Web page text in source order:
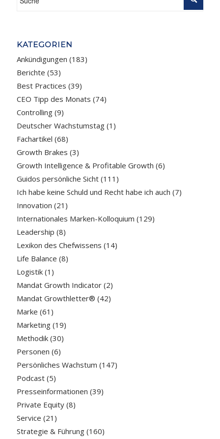
KATEGORIEN
Ankündigungen (183)
Berichte (53)
Best Practices (39)
CEO Tipp des Monats (74)
Controlling(9)
Deutscher Wachstumstag(1)
Fachartikel (68)
Growth Brakes (3)
Growth Intelligence & Profitable Growth (6)
Guidos persönliche Sicht(111)
Ich habe keine Schuld und Recht habe ich auch (7)
Innovation (21)
Internationales Marken-Kolloquium (129)
Leadership (8)
Lexikon des Chefwissens (14)
Life Balance (8)
Logistik(1)
Mandat Growth Indicator(2)
Mandat Growthletter® (42)
Marke (61)
Marketing(19)
Methodik(30)
Personen (6)
Persönliches Wachstum (147)
Podcast(5)
Presseinformationen (39)
Private Equity(8)
Service (21)
Strategie & Führung(160)